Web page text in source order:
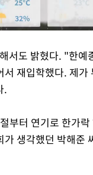
서도 밝혔다. "한
재입학했다. 제
.
부터 연기로 한가
생각했던 박해